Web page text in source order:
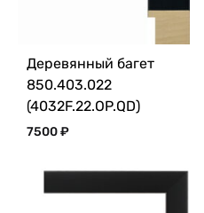
Деревянный багет
850.403.022
(4032F.22.OP.QD)
7500₽